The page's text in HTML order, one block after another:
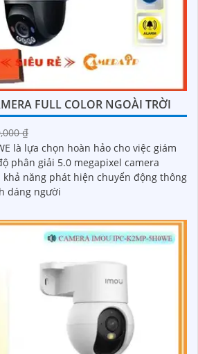
FULL COLOR NGOÀI TRỜI
₫
là lựa chọn hoàn hảo cho việc giám
phân giải 5.0 megapixel camera
khả năng phát hiện chuyển động thông
dáng người